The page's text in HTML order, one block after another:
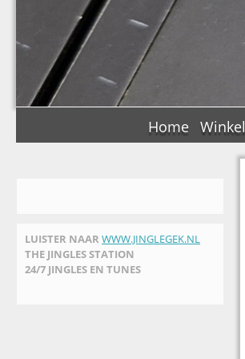
Home Winkel
LUISTER NAAR WWW.JINGLEGEK.NL
THE JINGLES STATION
24/7 JINGLES EN TUNES